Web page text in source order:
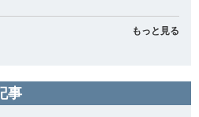
もっと見る
事